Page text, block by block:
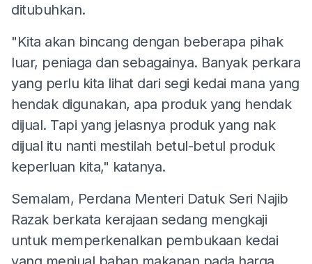
ditubuhkan.
"Kita akan bincang dengan beberapa pihak
luar, peniaga dan sebagainya. Banyak perkara
yang perlu kita lihat dari segi kedai mana yang
hendak digunakan, apa produk yang hendak
dijual. Tapi yang jelasnya produk yang nak
dijual itu nanti mestilah betul-betul produk
keperluan kita," katanya.
Semalam, Perdana Menteri Datuk Seri Najib
Razak berkata kerajaan sedang mengkaji
untuk memperkenalkan pembukaan kedai